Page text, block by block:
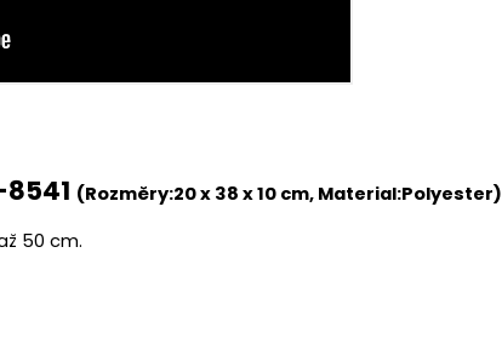
(Rozměry:20 x 38 x 10 cm, Material:Polyester)
50 cm.